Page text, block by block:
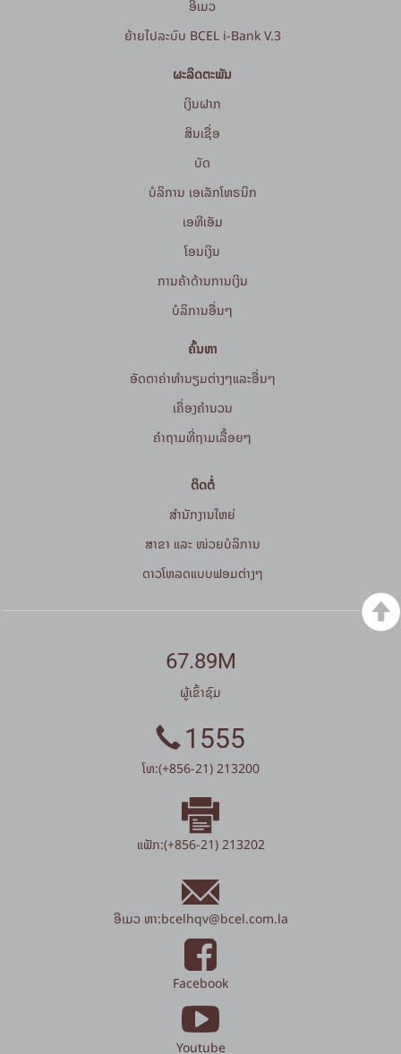
ອີເມວ
ຍ້າຍໄປລະບົບ BCEL i-Bank V.3
ຜະລິດຕະພັນ
ເງິນຝາກ
ສິນເຊື່ອ
ບັດ
ບໍລິການ ເອເລັກໂທຣນິກ
ເອທີເອັມ
ໂອນເງິນ
ການຄ້າດ້ານການເງິນ
ບໍລິການອື່ນໆ
ຄົ້ນຫາ
ອັດຕາຄ່າທຳນຽມຕ່າງໆແລະອື່ນໆ
ເຄື່ອງຄຳນວນ
ຄໍາຖາມທີ່ຖາມເລື້ອຍໆ
ຕິດຕໍ່
ສໍານັກງານໃຫຍ່
ສາຂາ ແລະ ໜ່ວຍບໍລິການ
ດາວໂຫລດແບບຟອມຕ່າງໆ
67.89M
ຜູ້ເຂົ້າຊົມ
1555
ໂທ:(+856-21) 213200
ແຟັກ:(+856-21) 213202
ອີເມວ ຫາ:bcelhqv@bcel.com.la
Facebook
Youtube